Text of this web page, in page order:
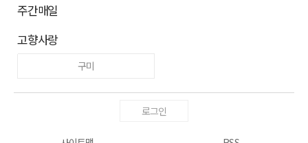
주간매일
고향사랑
구미
로그인